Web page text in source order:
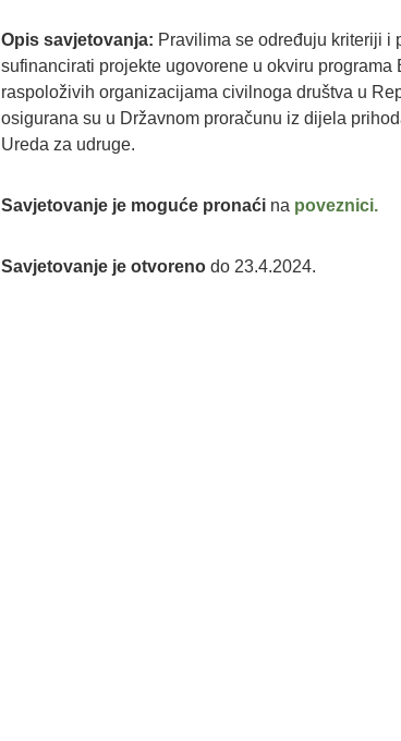
Opis savjetovanja: Pravilima se određuju kriteriji i
sufinancirati projekte ugovorene u okviru
raspoloživih organizacijama civilnoga društva u
osigurana su u Državnom proračunu iz dijela
Ureda za udruge.
Savjetovanje je moguće pronaći na poveznici.
Savjetovanje je otvoreno do 23.4.2024.